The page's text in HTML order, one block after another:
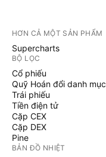
HƠN CẢ MỘT SẢN PHẨM
Supercharts
BỘ LỌC
Cổ phiếu
Quỹ Hoán đổi danh mục
Trái phiếu
Tiền điện tử
Cặp CEX
Cặp DEX
Pine
BẢN ĐỒ NHIỆT